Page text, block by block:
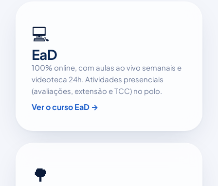
💻
EaD
100% online, com aulas ao vivo semanais e
videoteca 24h. Atividades presenciais
(avaliações, extensão e TCC) no polo.
Ver o curso EaD →
🌳